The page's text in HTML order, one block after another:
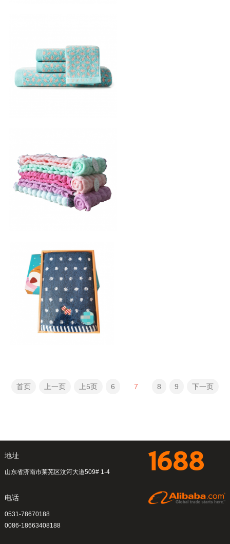
毛巾套装
弹力泡泡巾
刺绣毛巾
首页 上一页 上5页 6 7 8 9 下一页
地址
山东省济南市莱芜区汶河大道509# 1-4
电话
0531-78670188
0086-18663408188